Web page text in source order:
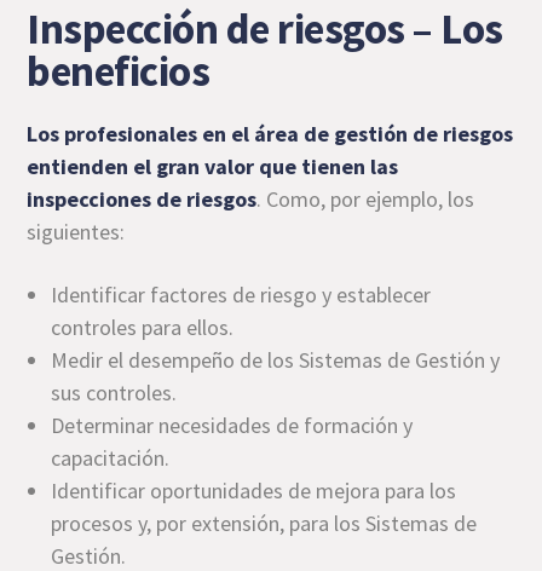
Inspección de riesgos – Los
beneficios
Los profesionales en el área de gestión de riesgos
entienden el gran valor que tienen las
inspecciones de riesgos. Como, por ejemplo, los
siguientes:
Identificar factores de riesgo y establecer
controles para ellos.
Medir el desempeño de los Sistemas de Gestión y
sus controles.
Determinar necesidades de formación y
capacitación.
Identificar oportunidades de mejora para los
procesos y, por extensión, para los Sistemas de
Gestión.